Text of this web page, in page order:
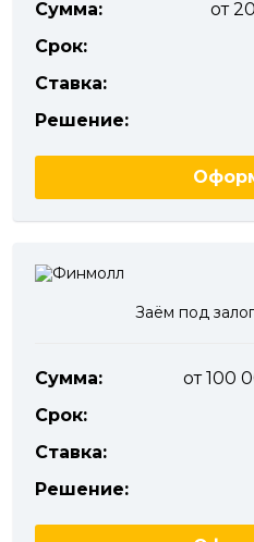
Сумма:
от
Срок:
Ставка:
Решение:
Заём под
Сумма:
от 100
Срок:
Ставка:
Решение: